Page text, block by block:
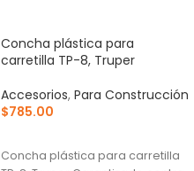
Concha plástica para
carretilla TP-8, Truper
Accesorios, Para Construcción
$785.00
Concha plástica para carretilla